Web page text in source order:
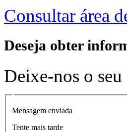
Consultar área
Deseja obter
Deixe-nos o
Mensagem enviada
Tente mais tarde